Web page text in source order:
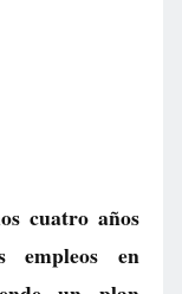
cuatro años
empleos en